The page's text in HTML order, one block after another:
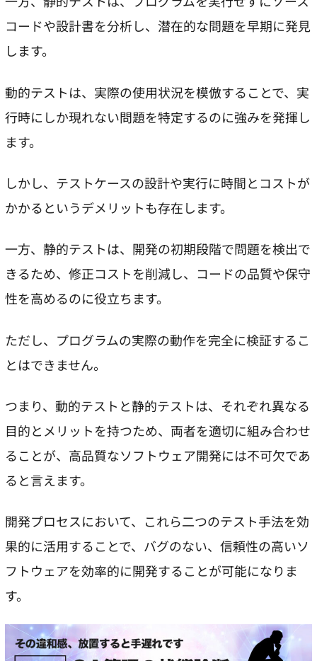
コードや設計書を分析し、潜在的な問題を早期に発見
します。
動的テストは、実際の使用状況を模倣することで、実
行時にしか現れない問題を特定するのに強みを発揮し
ます。
しかし、テストケースの設計や実行に時間とコストが
かかるというデメリットも存在します。
一方、静的テストは、開発の初期段階で問題を検出で
きるため、修正コストを削減し、コードの品質や保守
性を高めるのに役立ちます。
ただし、プログラムの実際の動作を完全に検証するこ
とはできません。
つまり、動的テストと静的テストは、それぞれ異なる
目的とメリットを持つため、両者を適切に組み合わせ
ることが、高品質なソフトウェア開発には不可欠であ
ると言えます。
開発プロセスにおいて、これら二つのテスト手法を効
果的に活用することで、バグのない、信頼性の高いソ
フトウェアを効率的に開発することが可能になりま
す。